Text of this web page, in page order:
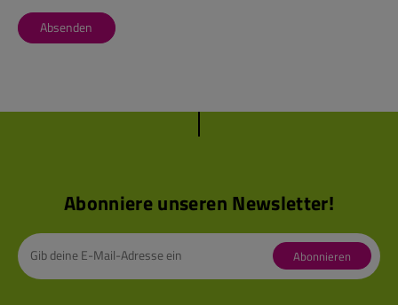
Absenden
Abonniere unseren Newsletter!
Abonnieren